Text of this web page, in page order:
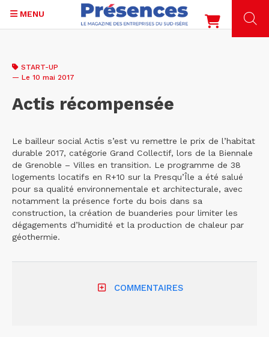
contenu
MENU
START-UP
— Le 10 mai 2017
Actis récompensée
Le bailleur social Actis s’est vu remettre le prix de l’habitat
durable 2017, catégorie Grand Collectif, lors de la Biennale
de Grenoble – Villes en transition. Le programme de 38
logements locatifs en R+10 sur la Presqu’Île a été salué
pour sa qualité environnementale et architecturale, avec
notamment la présence forte du bois dans sa
construction, la création de buanderies pour limiter les
dégagements d’humidité et la production de chaleur par
géothermie.
COMMENTAIRES